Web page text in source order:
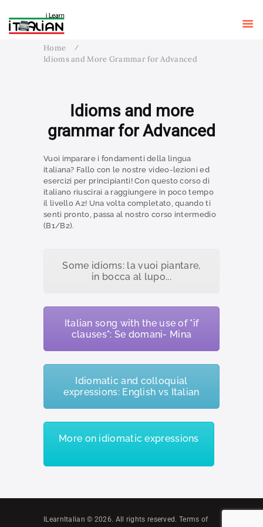
Home
Idioms and More Grammar for Advanced
LEARN ITALIAN WITH
MOVIES
LEARN ITALIAN WITH
SONGS
BLOG
ABOUT ME
Idioms and more
grammar for Advanced
Vuoi imparare i fondamenti della lingua
italiana? Fallo con le nostre video-lezioni ed
esercizi per principianti! Con questo corso di
italiano riuscirai a raggiungere in poco tempo
il livello A2! Una volta completato, quando ti
senti pronto, passa al nostro corso intermedio
(B1/B2).
Some idioms: la vuoi piantare,
in bocca al lupo...
Italian song with the use of "if
clauses": Se domani- Mina
Idiomatic and colloquial
expressions: English vs Italian
More on idiomatic expressions
ILearnItalian © 2026. All rights reserved. Terms of